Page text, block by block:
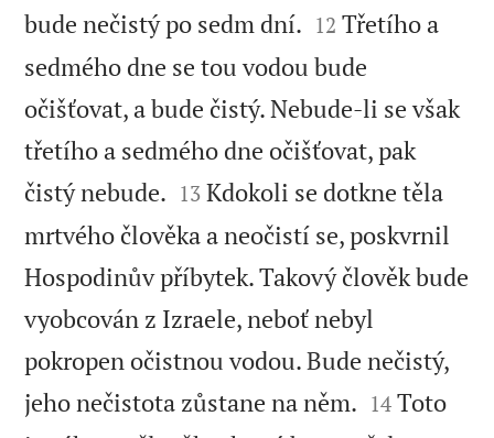
bude nečistý po sedm dní. 

12 Třetího a
sedmého dne se tou vodou bude
očišťovat, a bude čistý. Nebude-li se však
třetího a sedmého dne očišťovat, pak
čistý nebude. 

13 Kdokoli se dotkne těla
mrtvého člověka a neočistí se, poskvrnil
Hospodinův příbytek. Takový člověk bude
vyobcován z Izraele, neboť nebyl
pokropen očistnou vodou. Bude nečistý,
jeho nečistota zůstane na něm. 

14 Toto